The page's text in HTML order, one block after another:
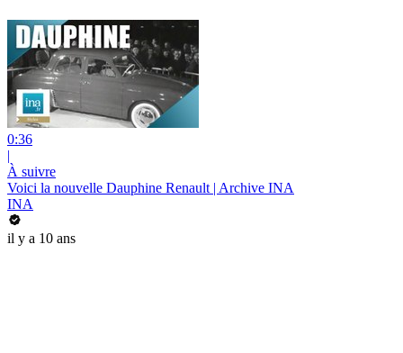
0:36
|
À suivre
Voici la nouvelle Dauphine Renault | Archive INA
INA
il y a 10 ans